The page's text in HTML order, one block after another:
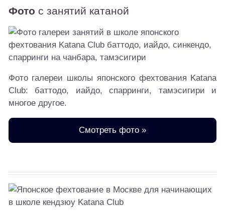
Фото с занятий катаной
Фото галереи школы японского фехтования Katana
Club: баттодо, иайдо, спарринги, тамэсигири и
многое другое.
Смотреть фото »